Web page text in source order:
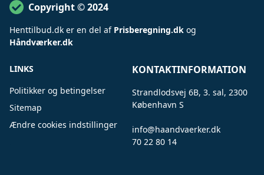
Copyright © 2024
Henttilbud.dk er en del af Prisberegning.dk og
Håndværker.dk
LINKS
Politikker og betingelser
Sitemap
Ændre cookies indstillinger
KONTAKTINFORMATION
Strandlodsvej 6B, 3. sal, 2300
København S
info@haandvaerker.dk
70 22 80 14